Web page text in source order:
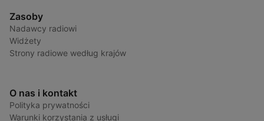
Zasoby
Nadawcy radiowi
Widżety
Strony radiowe według krajów
O nas i kontakt
Polityka prywatności
Warunki korzystania z usługi